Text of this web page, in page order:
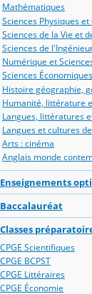
Mathématiques
Sciences Physiques et
Sciences de la Vie et
Sciences de
Numérique et
Sciences
Histoire géographie,
Humanité, littérature
Langues, littératures
Langues et cultures
Arts : cinéma
Anglais monde
Enseignements
Baccalauréat
Classes
CPGE Scientifiques
CPGE BCPST
CPGE Littéraires
CPGE Économie